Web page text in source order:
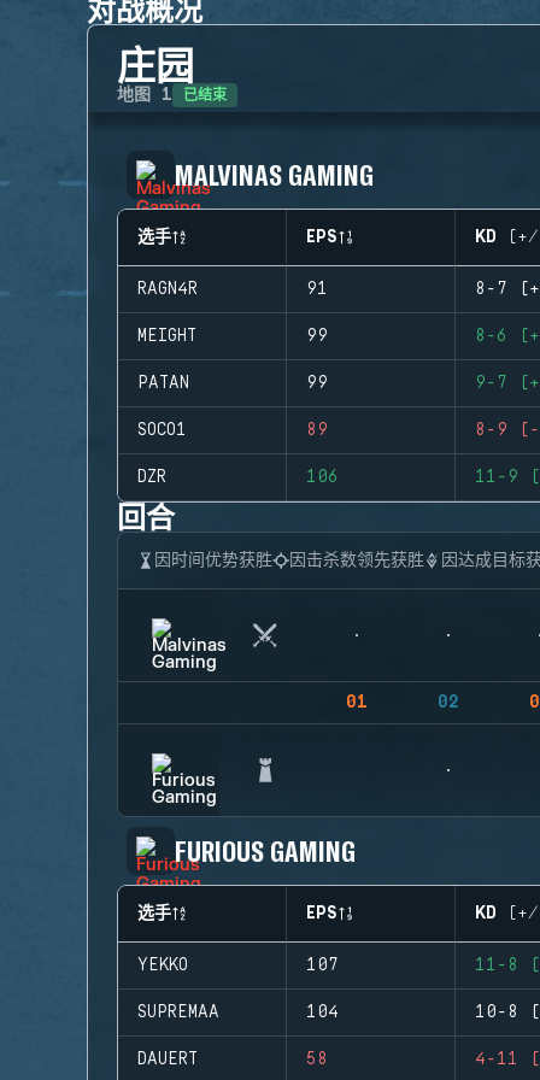
对战概况
庄园
地图 1 已结束
MALVINAS GAMING
选手 EPS KD
RAGN4R 91 8-7
MEIGHT 99 8-6
PATAN 99 9-7
SOCO1 89 8-9
DZR 106 11-9
回合
因时间优势获胜 因击杀数领先获胜 因达成目标
01 02
FURIOUS GAMING
选手 EPS KD
YEKKO 107 11-8
SUPREMAA 104 10-8
DAUERT 58 4-11